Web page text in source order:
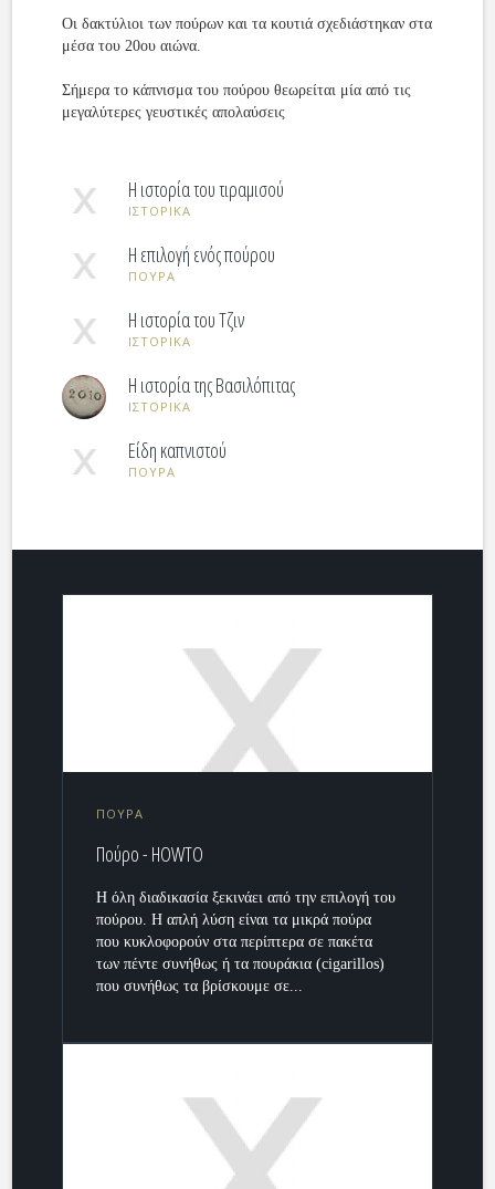
Οι δακτύλιοι των πούρων και τα κουτιά σχεδιάστηκαν στα
μέσα του 20ου αιώνα.
Σήμερα το κάπνισμα του πούρου θεωρείται μία από τις
μεγαλύτερες γευστικές απολαύσεις
Η ιστορία του τιραμισού
ΙΣΤΟΡΙΚΑ
Η επιλογή ενός πούρου
ΠΟΥΡΑ
Η ιστορία του Τζιν
ΙΣΤΟΡΙΚΑ
Η ιστορία της Βασιλόπιτας
ΙΣΤΟΡΙΚΑ
Είδη καπνιστού
ΠΟΥΡΑ
ΠΟΥΡΑ
Πούρο - HOWTO
Η όλη διαδικασία ξεκινάει από την επιλογή του
πούρου. Η απλή λύση είναι τα μικρά πούρα
που κυκλοφορούν στα περίπτερα σε πακέτα
των πέντε συνήθως ή τα πουράκια (cigarillos)
που συνήθως τα βρίσκουμε σε...